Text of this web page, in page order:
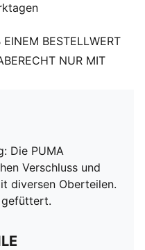
EINEM BESTELLWERT
NUR MIT
Die PUMA
Verschluss und
diversen Oberteilen.
gefüttert.